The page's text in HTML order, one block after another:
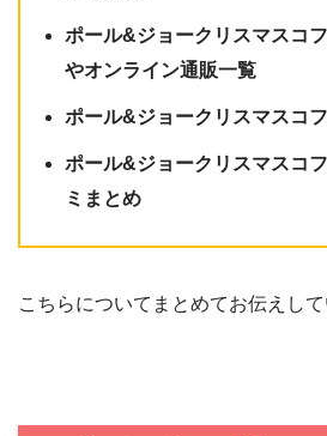
ポール&ジョークリスマスコ
やオンライン通販一覧
ポール&ジョークリスマスコ
ポール&ジョークリスマスコ
ミまとめ
こちらについてまとめてお伝えして